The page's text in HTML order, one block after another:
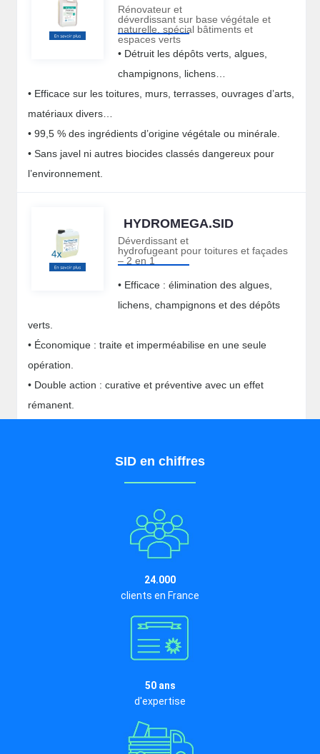
Rénovateur et
déverdissant sur base végétale et
naturelle, spécial bâtiments et
espaces verts
• Détruit les dépôts verts, algues,
champignons, lichens…
• Efficace sur les toitures, murs, terrasses, ouvrages d’arts,
matériaux divers…
• 99,5 % des ingrédients d’origine végétale ou minérale.
• Sans javel ni autres biocides classés dangereux pour
l’environnement.
HYDROMEGA.SID
Déverdissant et
hydrofugeant pour toitures et façades
– 2 en 1
• Efficace : élimination des algues,
lichens, champignons et des dépôts
verts.
• Économique : traite et imperméabilise en une seule
opération.
• Double action : curative et préventive avec un effet
rémanent.
SID en chiffres
24.000
clients en France
50 ans
d'expertise